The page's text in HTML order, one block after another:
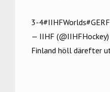
3-4#IIHFWorlds
— IIHF (@IIHFHockey)
Finland höll därefter